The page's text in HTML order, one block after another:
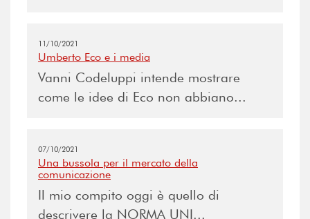
11/10/2021
Umberto Eco e i media
Vanni Codeluppi intende mostrare
come le idee di Eco non abbiano...
07/10/2021
Una bussola per il mercato della
comunicazione
Il mio compito oggi è quello di
descrivere la NORMA UNI...